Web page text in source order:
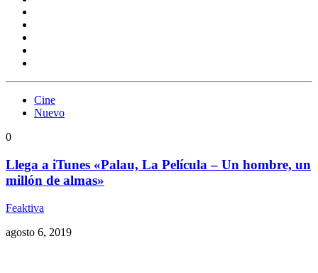
Cine
Nuevo
0
Llega a iTunes «Palau, La Película – Un hombre, un
millón de almas»
Feaktiva
agosto 6, 2019